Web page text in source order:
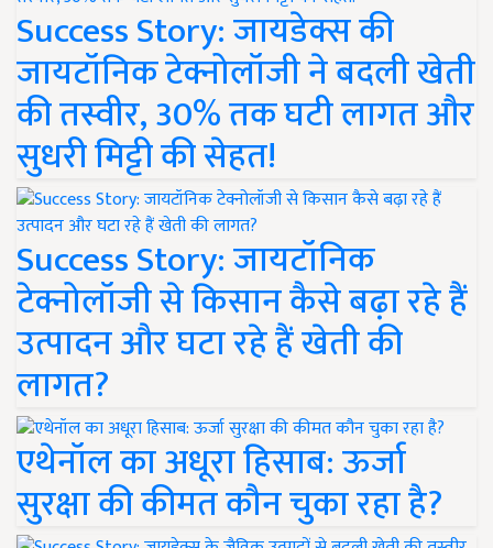
Success Story: जायडेक्स की
जायटॉनिक टेक्नोलॉजी ने बदली खेती
की तस्वीर, 30% तक घटी लागत और
सुधरी मिट्टी की सेहत!
Success Story: जायटॉनिक
टेक्नोलॉजी से किसान कैसे बढ़ा रहे हैं
उत्पादन और घटा रहे हैं खेती की
लागत?
एथेनॉल का अधूरा हिसाब: ऊर्जा
सुरक्षा की कीमत कौन चुका रहा है?